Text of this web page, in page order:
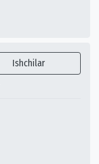
Ishchilar